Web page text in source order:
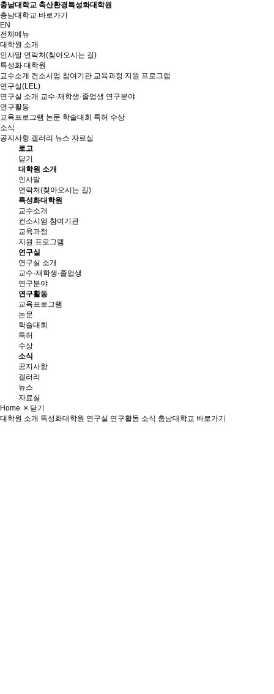
충남대학교 축산환경특성화대학원
충남대학교 바로가기
EN
전체메뉴
대학원 소개
인사말 연락처(찾아오시는 길)
특성화 대학원
교수소개 컨소시엄 참여기관 교육과정 지원 프로그램
연구실(LEL)
연구실 소개 교수·재학생·졸업생 연구분야
연구활동
교육프로그램 논문 학술대회 특허 수상
소식
공지사항 갤러리 뉴스 자료실
로고
닫기
대학원 소개
인사말
연락처(찾아오시는 길)
특성화대학원
교수소개
컨소시엄 참여기관
교육과정
지원 프로그램
연구실
연구실 소개
교수·재학생·졸업생
연구분야
연구활동
교육프로그램
논문
학술대회
특허
수상
소식
공지사항
갤러리
뉴스
자료실
Home
닫기
대학원 소개 특성화대학원 연구실 연구활동 소식 충남대학교 바로가기